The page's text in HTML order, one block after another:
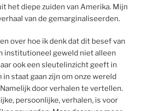
het diepe zuiden van Amerika. Mijn
van de gemarginaliseerden.
over hoe ik denk dat dit besef van
institutioneel geweld niet alleen
ook een sleutelinzicht geeft in
in staat gaan zijn om onze wereld
door verhalen te vertellen.
persoonlijke, verhalen, is voor